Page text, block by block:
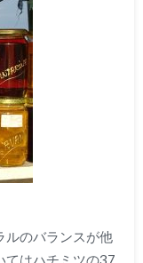
ルのバランスが他